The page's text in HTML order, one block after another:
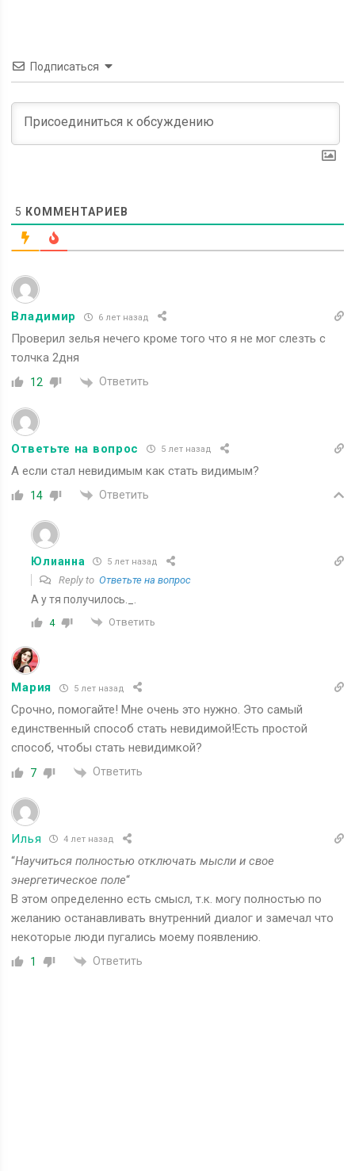
Подписаться
5 КОММЕНТАРИЕВ
Владимир 6 лет назад
Проверил зелья нечего кроме того что я не мог слезть с
толчка 2дня
12 Ответить
Ответьте на вопрос 5 лет назад
А если стал невидимым как стать видимым?
14 Ответить
Юлианна 5 лет назад
Reply toОтветьте на вопрос
А у тя получилось._.
4 Ответить
Мария 5 лет назад
Срочно, помогайте! Мне очень это нужно. Это самый
единственный способ стать невидимой!Есть простой
способ, чтобы стать невидимкой?
7 Ответить
Илья 4 лет назад
“Научиться полностью отключать мысли и свое
энергетическое поле“
В этом определенно есть смысл, т.к. могу полностью по
желанию останавливать внутренний диалог и замечал что
некоторые люди пугались моему появлению.
1 Ответить